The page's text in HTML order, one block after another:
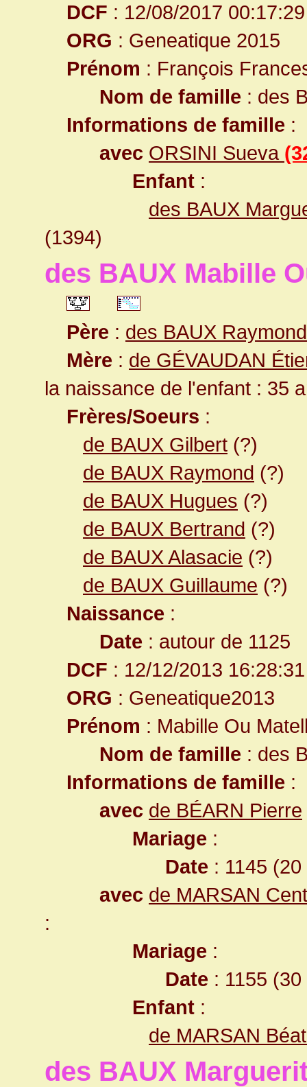
DCF : 12/08/2017 00:17:29
ORG : Geneatique 2015
Prénom : François
Nom de famille : des
Informations de famille :
avec ORSINI Sueva
Enfant :
des BAUX
(1394)
des BAUX Mabille
Père : des BAUX
Mère : de GÉVAUDAN
la naissance de l'enfant : 35
Frères/Soeurs :
de BAUX Gilbert (?)
de BAUX Raymond (?)
de BAUX Hugues (?)
de BAUX Bertrand (?)
de BAUX Alasacie (?)
de BAUX Guillaume (?)
Naissance :
Date : autour de 1125
DCF : 12/12/2013 16:28:31
ORG : Geneatique2013
Prénom : Mabille Ou
Nom de famille : des
Informations de famille :
avec de BÉARN Pierre
Mariage :
Date : 1145
avec de MARSAN
:
Mariage :
Date : 1155
Enfant :
de MARSAN
des BAUX